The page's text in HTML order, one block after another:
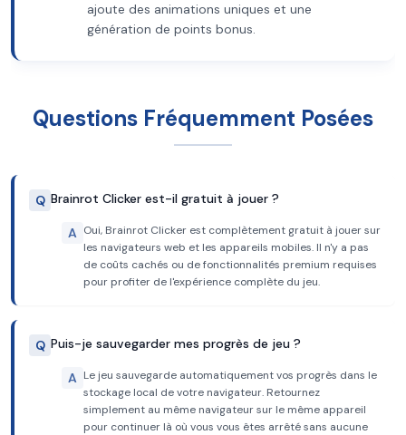
ajoute des animations uniques et une
génération de points bonus.
Questions Fréquemment Posées
Q Brainrot Clicker est-il gratuit à jouer ?
A Oui, Brainrot Clicker est complètement gratuit à jouer sur
les navigateurs web et les appareils mobiles. Il n'y a pas
de coûts cachés ou de fonctionnalités premium requises
pour profiter de l'expérience complète du jeu.
Q Puis-je sauvegarder mes progrès de jeu ?
A Le jeu sauvegarde automatiquement vos progrès dans le
stockage local de votre navigateur. Retournez
simplement au même navigateur sur le même appareil
pour continuer là où vous vous êtes arrêté sans aucune